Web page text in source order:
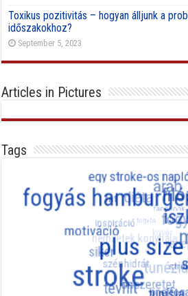
Toxikus pozitivitás – hogyan álljunk a
időszakokhoz?
September 5, 2023
Articles in Pictures
Tags